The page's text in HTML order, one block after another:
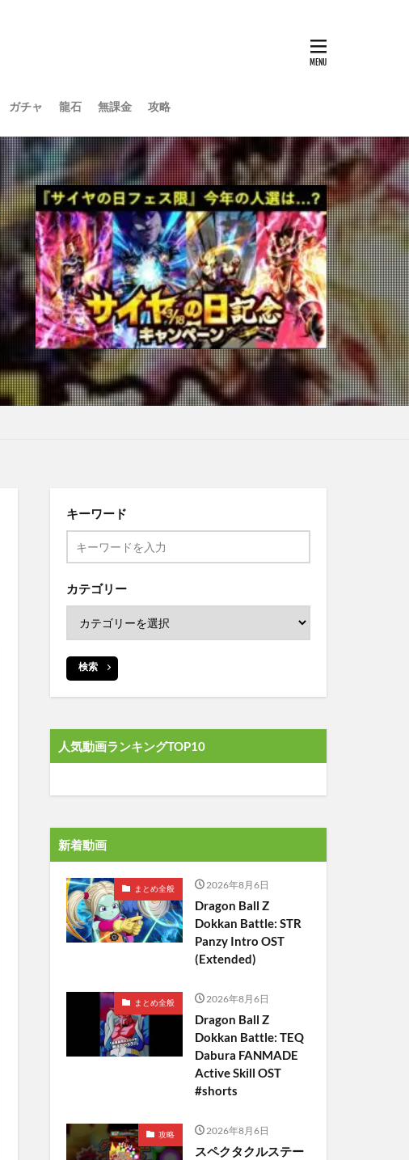
ガチャ 龍石 無課金 攻略
キーワード
カテゴリー
検索
人気動画ランキングTOP10
新着動画
まとめ全般 2026年8月6日
Dragon Ball Z
Dokkan Battle: STR
Panzy Intro OST
(Extended)
まとめ全般 2026年8月6日
Dragon Ball Z
Dokkan Battle: TEQ
Dabura FANMADE
Active Skill OST
#shorts
攻略 2026年8月6日
スペクタクルステー